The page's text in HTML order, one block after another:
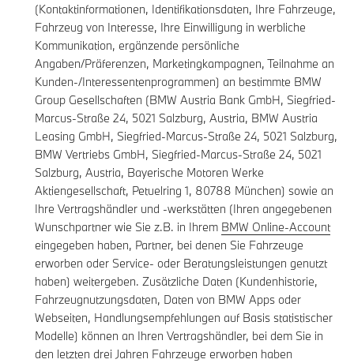
(Kontaktinformationen, Identifikationsdaten, Ihre Fahrzeuge,
Fahrzeug von Interesse, Ihre Einwilligung in werbliche
Kommunikation, ergänzende persönliche
Angaben/Präferenzen, Marketingkampagnen, Teilnahme an
Kunden-/Interessentenprogrammen) an bestimmte BMW
Group Gesellschaften (BMW Austria Bank GmbH, Siegfried-
Marcus-Straße 24, 5021 Salzburg, Austria, BMW Austria
Leasing GmbH, Siegfried-Marcus-Straße 24, 5021 Salzburg,
BMW Vertriebs GmbH, Siegfried-Marcus-Straße 24, 5021
Salzburg, Austria, Bayerische Motoren Werke
Aktiengesellschaft, Petuelring 1, 80788 München) sowie an
Ihre Vertragshändler und -werkstätten (Ihren angegebenen
Wunschpartner wie Sie z.B. in Ihrem BMW Online-Account
eingegeben haben, Partner, bei denen Sie Fahrzeuge
erworben oder Service- oder Beratungsleistungen genutzt
haben) weitergeben. Zusätzliche Daten (Kundenhistorie,
Fahrzeugnutzungsdaten, Daten von BMW Apps oder
Webseiten, Handlungsempfehlungen auf Basis statistischer
Modelle) können an Ihren Vertragshändler, bei dem Sie in
den letzten drei Jahren Fahrzeuge erworben haben